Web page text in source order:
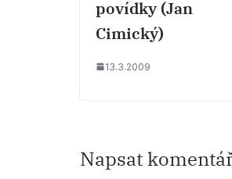
povídky (Jan
Cimický)
13.3.2009
Napsat